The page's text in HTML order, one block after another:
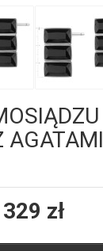
AGATAMI
329 zł